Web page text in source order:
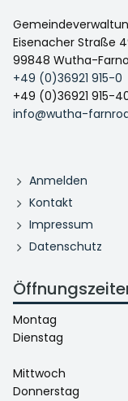
Eisenacher Straße
99848 Wutha-
+49 (0)36921 915-0
+49 (0)36921 915-
info@wutha-
Anmelden
Kontakt
Impressum
Datenschutz
Montag
Dienstag
Mittwoch
Donnerstag